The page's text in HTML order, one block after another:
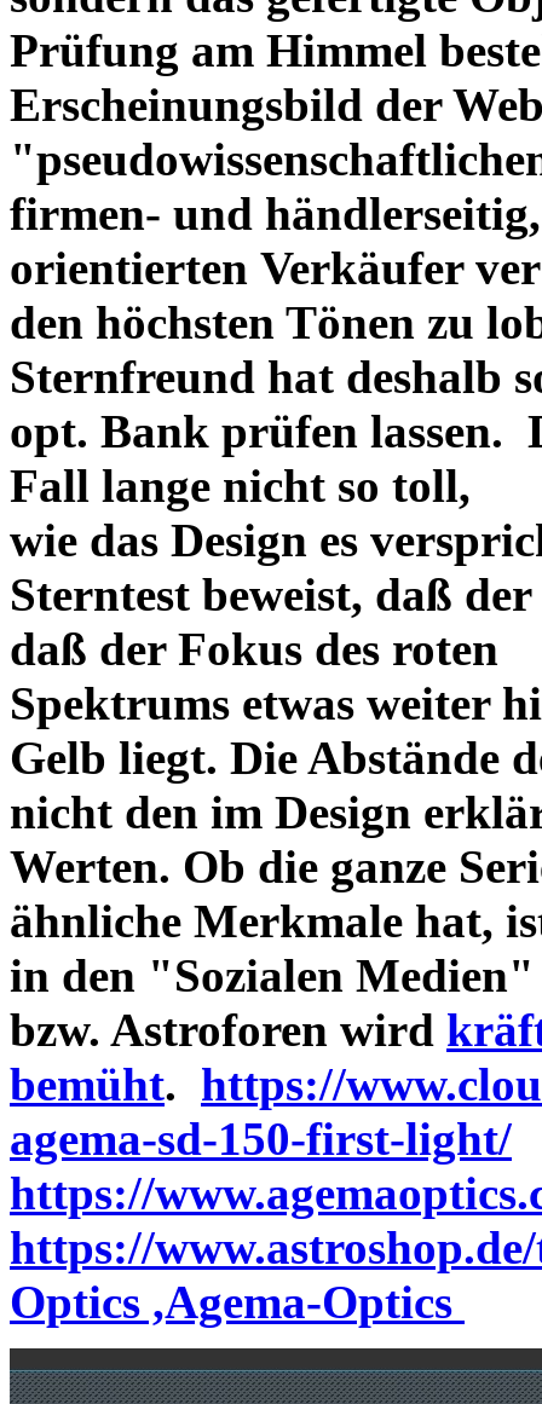
Prüfung am Himmel
Erscheinungsbild der
firmen- und
orientierten Verkäufer
den höchsten Tönen zu
Sternfreund hat deshalb
opt. Bank prüfen lassen.
Fall lange nicht so toll,
wie das Design es
Sterntest beweist, daß
daß der Fokus des roten
Spektrums etwas weiter
Gelb liegt. Die Abstände
nicht den im Design
Werten. Ob die ganze
ähnliche Merkmale hat,
in den "Sozialen Medien"
bzw. Astroforen wird
bemüht. https://
agema-sd-150-first-light/
https://
https://
Optics ,Agema-Optics